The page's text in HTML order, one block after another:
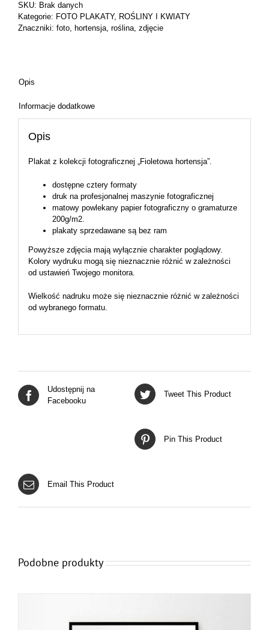
SKU: Brak danych
Kategorie: FOTO PLAKATY, ROŚLINY I KWIATY
Znaczniki: foto, hortensja, roślina, zdjęcie
Opis
Informacje dodatkowe
Opis
Plakat z kolekcji fotograficznej „Fioletowa hortensja”.
dostępne cztery formaty
druk na profesjonalnej maszynie fotograficznej
matowy powlekany papier fotograficzny o gramaturze
200g/m2.
plakaty sprzedawane są bez ram
Powyższe zdjęcia mają wyłącznie charakter poglądowy.
Kolory wydruku mogą się nieznacznie różnić w zależności
od ustawień Twojego monitora.
Wielkość nadruku może się nieznacznie różnić w zależności
od wybranego formatu.
Udostępnij na
Facebooku
Tweet This Product
Pin This Product
Email This Product
Podobne produkty